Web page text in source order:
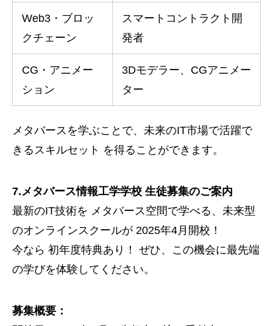
Web3・ブロッ
クチェーン
スマートコントラクト開
発者
CG・アニメー
ション
3Dモデラー、CGアニメー
ター
メタバースを学ぶことで、未来のIT市場で活躍で
きるスキルセット を得ることができます。
7.メタバース情報工学学校 生徒募集のご案内
最新のIT技術を メタバース空間で学べる、未来型
のオンラインスクールが 2025年4月開校！
今なら 初年度特典あり！ ぜひ、この機会に最先端
の学びを体験してください。
募集概要：